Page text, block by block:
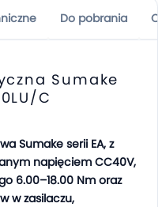
Do pobrania
Sumake
C
Sumake serii EA, z
napięciem CC40V,
6.00–18.00 Nm oraz
w zasilaczu,